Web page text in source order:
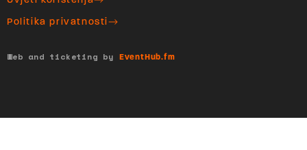
Politika privatnosti
Web and ticketing by EventHub.fm